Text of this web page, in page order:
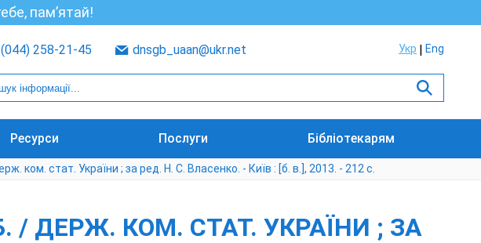
пам’ятай!
258-21-45 dnsgb_uaan@ukr.net Укр Eng
Ресурси Послуги Бібліотекарям
ком. стат. України ; за ред. Н. С. Власенко. - Київ : [б. в.], 2013. - 212 с.
/ ДЕРЖ. КОМ. СТАТ. УКРАЇНИ ; ЗА